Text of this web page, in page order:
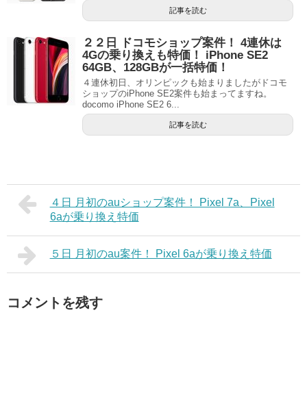
記事を読む
２２日 ドコモショップ案件！ 4連休は
4Gの乗り換えも特価！ iPhone SE2
64GB、128GBが一括特価！
４連休初日、オリンピックも始まりましたがドコモ
ショップのiPhone SE2案件も始まってますね。
docomo iPhone SE2 6...
記事を読む
４日 月初のauショップ案件！ Pixel 7a、Pixel
6aが乗り換え特価
５日 月初のau案件！ Pixel 6aが乗り換え特価
コメントを残す